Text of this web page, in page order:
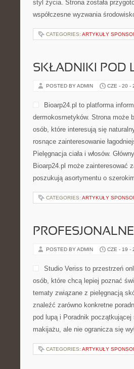
styl życia. Strona została
współczesne wyzwania
CATEGORIES: ARTYKUŁY
SKŁADNIKI POD
POSTED BY ADMIN CZE - 20 -
Bioarp24.pl to platforma
dermokosmetyków. Strona może
osób, które interesują się
rosnące zainteresowanie
Pielęgnacja ciała i włosów.
Bioarp24.pl może zainteresować
poszukują asortymentu o
CATEGORIES: ARTYKUŁY
POSTED BY ADMIN CZE - 19 -
Studio Veriss to przestrzeń
osób, które chcą lepiej poznać
tematy związane z pielęgnacją
znaleźć zarówno konkretne
pod lupą i Poradnik
makijażu, ale nie ogranicza się
CATEGORIES: ARTYKUŁY